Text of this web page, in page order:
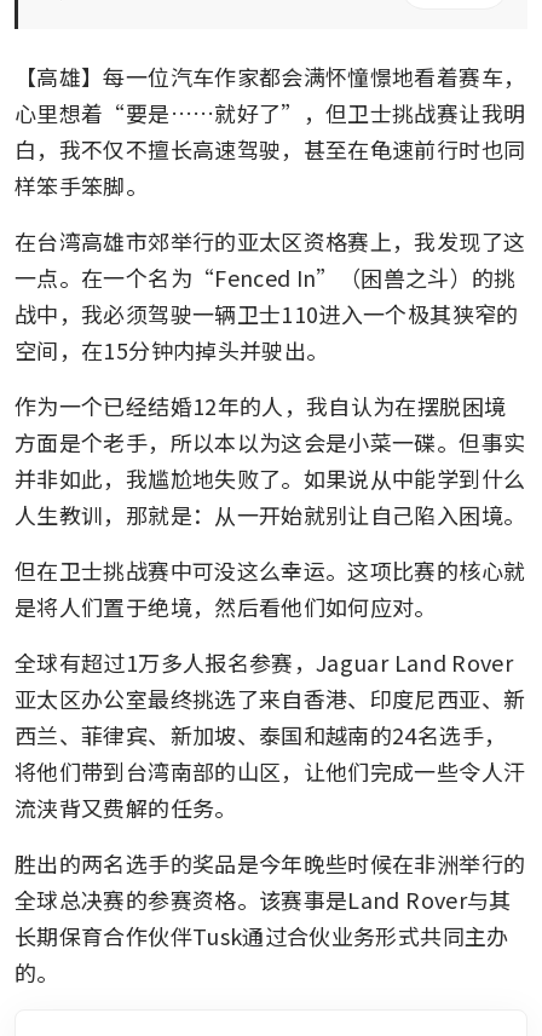
【高雄】每一位汽车作家都会满怀憧憬地看着赛车，
心里想着“要是……就好了”，但卫士挑战赛让我明
白，我不仅不擅长高速驾驶，甚至在龟速前行时也同
样笨手笨脚。
在台湾高雄市郊举行的亚太区资格赛上，我发现了这
一点。在一个名为“Fenced In”（困兽之斗）的挑
战中，我必须驾驶一辆卫士110进入一个极其狭窄的
空间，在15分钟内掉头并驶出。
作为一个已经结婚12年的人，我自认为在摆脱困境
方面是个老手，所以本以为这会是小菜一碟。但事实
并非如此，我尴尬地失败了。如果说从中能学到什么
人生教训，那就是：从一开始就别让自己陷入困境。
但在卫士挑战赛中可没这么幸运。这项比赛的核心就
是将人们置于绝境，然后看他们如何应对。
全球有超过1万多人报名参赛，Jaguar Land Rover
亚太区办公室最终挑选了来自香港、印度尼西亚、新
西兰、菲律宾、新加坡、泰国和越南的24名选手，
将他们带到台湾南部的山区，让他们完成一些令人汗
流浃背又费解的任务。
胜出的两名选手的奖品是今年晚些时候在非洲举行的
全球总决赛的参赛资格。该赛事是Land Rover与其
长期保育合作伙伴Tusk通过合伙业务形式共同主办
的。